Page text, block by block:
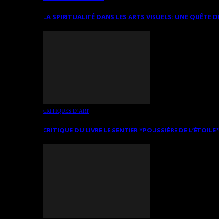
LA SPIRITUALITÉ DANS LES ARTS VISUELS: UNE QUÊTE
CRITIQUES D’ART
CRITIQUE DU LIVRE LE SENTIER *POUSSIÈRE DE L’ÉTOILE*